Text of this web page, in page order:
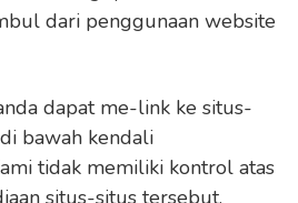
dari penggunaan website
dapat me-link ke situs-
bawah kendali
tidak memiliki kontrol atas
situs-situs tersebut.